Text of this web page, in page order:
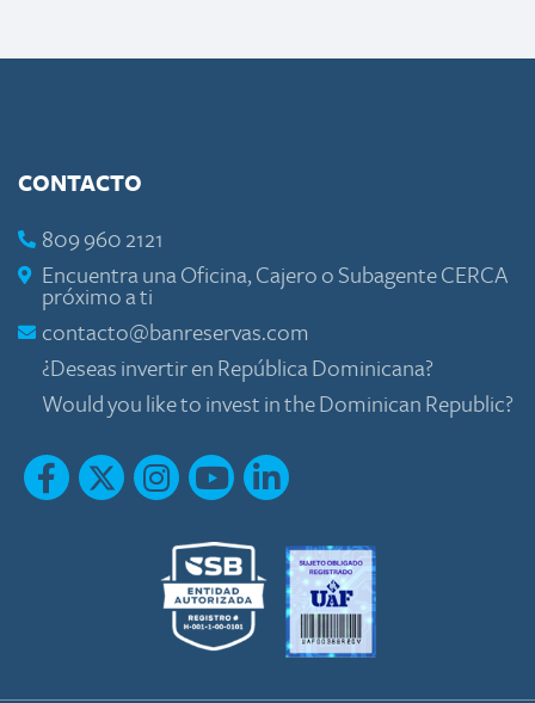
CONTACTO
809 960 2121
Encuentra una Oficina, Cajero o Subagente CERCA
próximo a ti
contacto@banreservas.com
¿Deseas invertir en República Dominicana?
Would you like to invest in the Dominican Republic?